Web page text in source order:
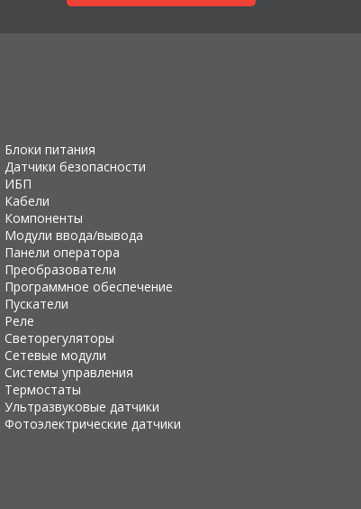
Блоки питания
Датчики безопасности
ИБП
Кабели
Компоненты
Модули ввода/вывода
Панели оператора
Преобразователи
Программное обеспечение
Пускатели
Реле
Светорегуляторы
Сетевые модули
Системы управления
Термостаты
Ультразвуковые датчики
Фотоэлектрические датчики